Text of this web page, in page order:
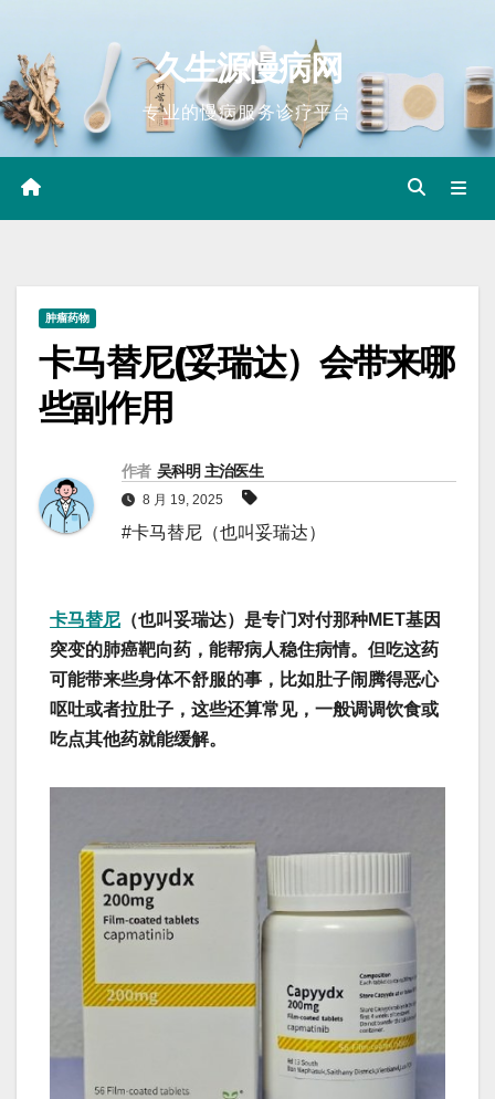
content
久生源慢病网
专业的慢病服务诊疗平台
肿瘤药物
卡马替尼(妥瑞达）会带来哪
些副作用
作者 吴科明 主治医生
8 月 19, 2025
#卡马替尼（也叫妥瑞达）
卡马替尼 （也叫妥瑞达）是专门对付那种MET基因
突变的肺癌靶向药，能帮病人稳住病情‌。但吃这药
可能带来些身体不舒服的事，比如肚子闹腾得恶心
呕吐或者拉肚子，这些还算常见，一般调调饮食或
吃点其他药就能缓解‌。